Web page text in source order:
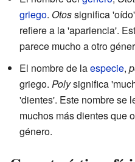
griego. Otossignifica
refiere a la 'apariencia'.
parece mucho a otro
El nombre de laespecie,
griego. Polysignifica
'dientes'. Este nombre se
muchos más dientes que
género.